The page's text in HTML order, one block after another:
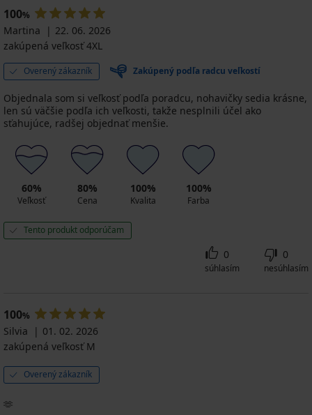
100%
Martina
22. 06. 2026
zakúpená veľkosť 4XL
Overený zákazník Zakúpený podľa radcu veľkostí
Objednala som si veľkosť podľa poradcu, nohavičky sedia krásne,
len sú väčšie podľa ich veľkosti, takže nesplnili účel ako
sťahujúce, radšej objednať menšie.
60%
Veľkosť
80%
Cena
100%
Kvalita
100%
Farba
Tento produkt odporúčam
0
súhlasím
0
nesúhlasím
100%
Silvia
01. 02. 2026
zakúpená veľkosť M
Overený zákazník
🫶